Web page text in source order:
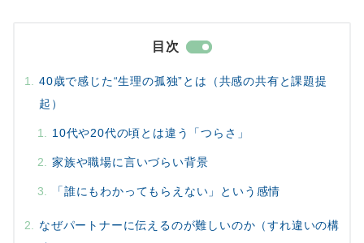
目次
40歳で感じた“生理の孤独”とは（共感の共有と課題提
起）
10代や20代の頃とは違う「つらさ」
家族や職場に言いづらい背景
「誰にもわかってもらえない」という感情
なぜパートナーに伝えるのが難しいのか（すれ違いの構